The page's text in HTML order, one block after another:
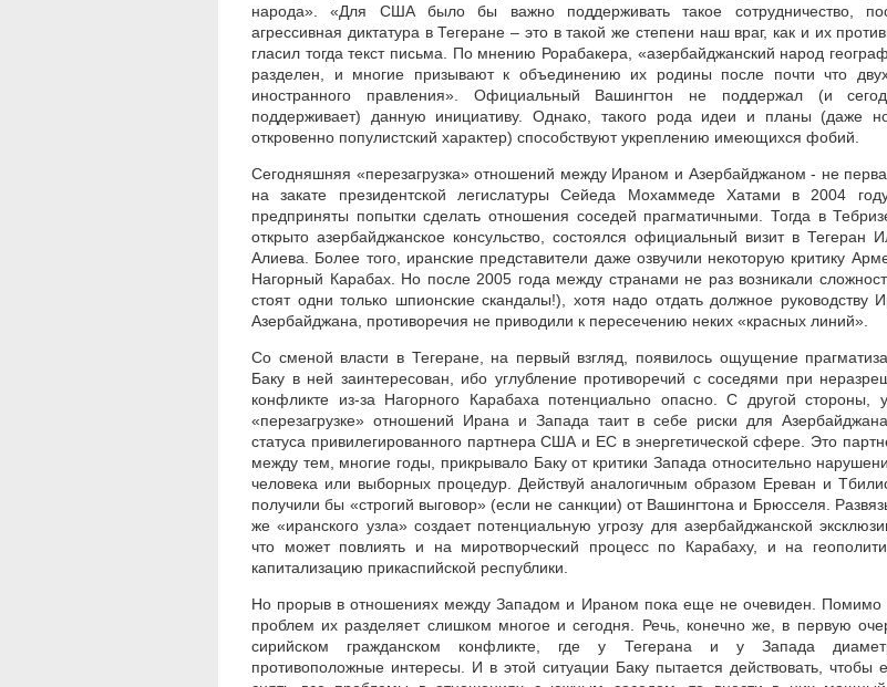
народа». «Для США было бы важно поддерживать такое сотрудничество,
агрессивная диктатура в Тегеране – это в такой же степени наш враг, как и их
гласил тогда текст письма. По мнению Рорабакера, «азербайджанский народ
разделен, и многие призывают к объединению их родины после почти что
иностранного правления». Официальный Вашингтон не поддержал (и
поддерживает) данную инициативу. Однако, такого рода идеи и планы (даже
откровенно популистский характер) способствуют укреплению имеющихся фобий.
Сегодняшняя «перезагрузка» отношений между Ираном и Азербайджаном - не
на закате президентской легислатуры Сейеда Мохаммеде Хатами в 2004
предприняты попытки сделать отношения соседей прагматичными. Тогда в
открыто азербайджанское консульство, состоялся официальный визит в Тегеран
Алиева. Более того, иранские представители даже озвучили некоторую критику
Нагорный Карабах. Но после 2005 года между странами не раз возникали
стоят одни только шпионские скандалы!), хотя надо отдать должное руководству
Азербайджана, противоречия не приводили к пересечению неких «красных линий».
Со сменой власти в Тегеране, на первый взгляд, появилось ощущение
Баку в ней заинтересован, ибо углубление противоречий с соседями при
конфликте из-за Нагорного Карабаха потенциально опасно. С другой стороны,
«перезагрузке» отношений Ирана и Запада таит в себе риски для
статуса привилегированного партнера США и ЕС в энергетической сфере. Это
между тем, многие годы, прикрывало Баку от критики Запада относительно
человека или выборных процедур. Действуй аналогичным образом Ереван и
получили бы «строгий выговор» (если не санкции) от Вашингтона и Брюсселя.
же «иранского узла» создает потенциальную угрозу для азербайджанской
что может повлиять и на миротворческий процесс по Карабаху, и на
капитализацию прикаспийской республики.
Но прорыв в отношениях между Западом и Ираном пока еще не очевиден. Помимо
проблем их разделяет слишком многое и сегодня. Речь, конечно же, в первую
сирийском гражданском конфликте, где у Тегерана и у Запада
противоположные интересы. И в этой ситуации Баку пытается действовать, чтобы